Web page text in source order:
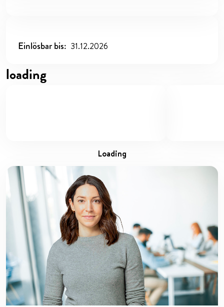
Einlösbar bis 31.12.2026
loading
loading